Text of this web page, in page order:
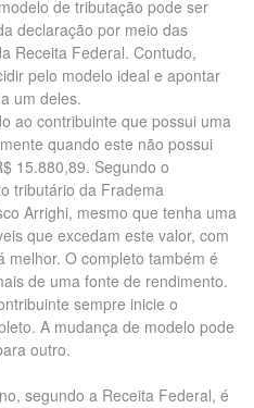
de tributação pode ser
declaração por meio das
Receita Federal. Contudo,
pelo modelo ideal e apontar
um deles.
ao contribuinte que possui uma
quando este não possui
15.880,89. Segundo o
tributário da Fradema
Arrighi, mesmo que tenha uma
que excedam este valor, com
melhor. O completo também é
de uma fonte de rendimento.
sempre inicie o
A mudança de modelo pode
outro.
segundo a Receita Federal, é